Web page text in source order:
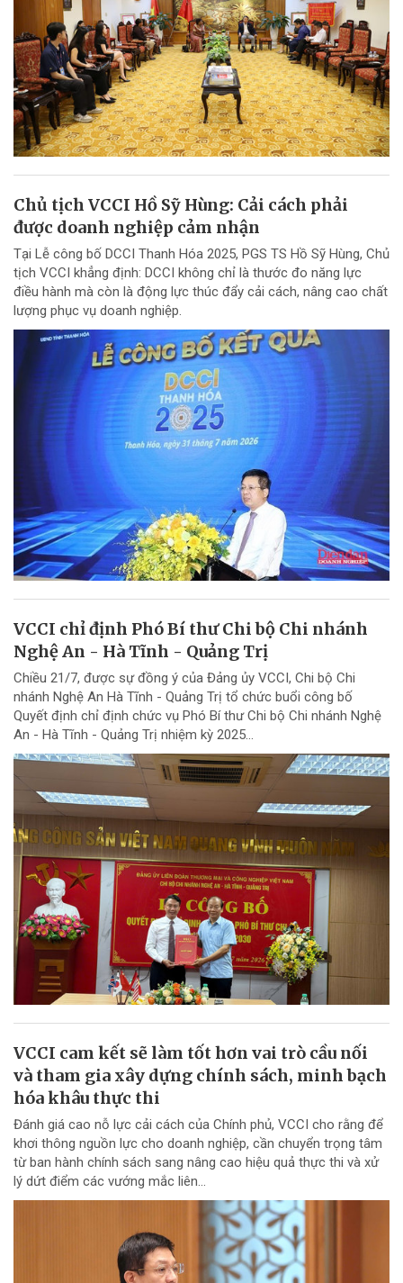
Chủ tịch VCCI Hồ Sỹ Hùng: Cải cách phải
được doanh nghiệp cảm nhận
Tại Lễ công bố DCCI Thanh Hóa 2025, PGS TS Hồ Sỹ Hùng, Chủ
tịch VCCI khẳng định: DCCI không chỉ là thước đo năng lực
điều hành mà còn là động lực thúc đẩy cải cách, nâng cao chất
lượng phục vụ doanh nghiệp.
VCCI chỉ định Phó Bí thư Chi bộ Chi nhánh
Nghệ An - Hà Tĩnh - Quảng Trị
Chiều 21/7, được sự đồng ý của Đảng ủy VCCI, Chi bộ Chi
nhánh Nghệ An Hà Tĩnh - Quảng Trị tổ chức buổi công bố
Quyết định chỉ định chức vụ Phó Bí thư Chi bộ Chi nhánh Nghệ
An - Hà Tĩnh - Quảng Trị nhiệm kỳ 2025...
VCCI cam kết sẽ làm tốt hơn vai trò cầu nối
và tham gia xây dựng chính sách, minh bạch
hóa khâu thực thi
Đánh giá cao nỗ lực cải cách của Chính phủ, VCCI cho rằng để
khơi thông nguồn lực cho doanh nghiệp, cần chuyển trọng tâm
từ ban hành chính sách sang nâng cao hiệu quả thực thi và xử
lý dứt điểm các vướng mắc liên...